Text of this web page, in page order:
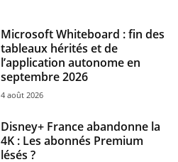
Microsoft Whiteboard : fin des
tableaux hérités et de
l’application autonome en
septembre 2026
4 août 2026
Disney+ France abandonne la
4K : Les abonnés Premium
lésés ?